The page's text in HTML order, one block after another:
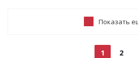
Показать
1 2